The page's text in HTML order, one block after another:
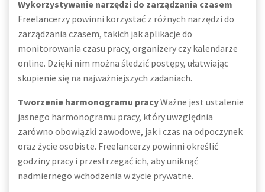
Wykorzystywanie narzędzi do zarządzania czasem
Freelancerzy powinni korzystać z różnych narzędzi do
zarządzania czasem, takich jak aplikacje do
monitorowania czasu pracy, organizery czy kalendarze
online. Dzięki nim można śledzić postępy, ułatwiając
skupienie się na najważniejszych zadaniach.
Tworzenie harmonogramu pracyWażne jest ustalenie
jasnego harmonogramu pracy, który uwzględnia
zarówno obowiązki zawodowe, jak i czas na odpoczynek
oraz życie osobiste. Freelancerzy powinni określić
godziny pracy i przestrzegać ich, aby uniknąć
nadmiernego wchodzenia w życie prywatne.